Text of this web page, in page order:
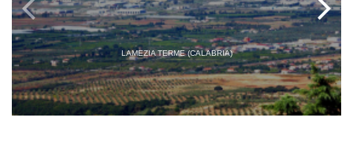
LAMEZIA TERME (CALABRIA)